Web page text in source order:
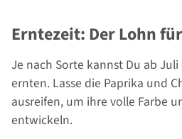
Erntezeit: Der Lohn
Je nach Sorte kannst Du ab
ernten. Lasse die Paprika und
ausreifen, um ihre volle Farbe
entwickeln.